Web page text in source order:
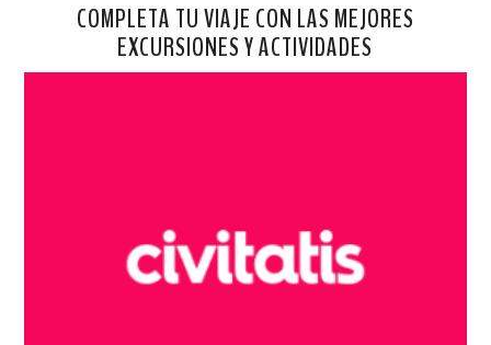
COMPLETA TU VIAJE CON LAS MEJORES
EXCURSIONES Y ACTIVIDADES